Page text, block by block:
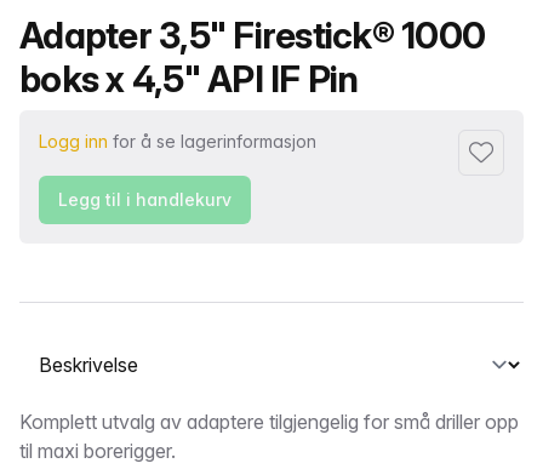
Produktnavn
Adapter 3,5" Firestick® 1000
boks x 4,5" API IF Pin
Logg inn for å se lagerinformasjon
Legg til
Legg til i handlekurv
Velg en fane
Beskrivelse
Komplett utvalg av adaptere tilgjengelig for små driller opp
til maxi borerigger.